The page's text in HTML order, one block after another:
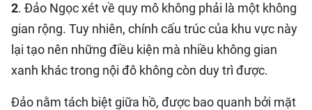
2. Đảo Ngọc xét về quy mô không phải là một không
gian rộng. Tuy nhiên, chính cấu trúc của khu vực này
lại tạo nên những điều kiện mà nhiều không gian
xanh khác trong nội đô không còn duy trì được.
Đảo nằm tách biệt giữa hồ, được bao quanh bởi mặt